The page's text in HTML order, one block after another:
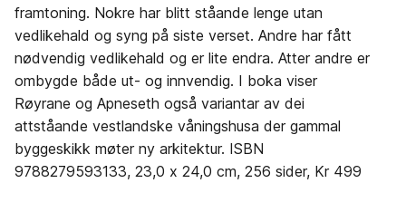
framtoning. Nokre har blitt ståande lenge utan
vedlikehald og syng på siste verset. Andre har fått
nødvendig vedlikehald og er lite endra. Atter andre er
ombygde både ut- og innvendig. I boka viser
Røyrane og Apneseth også variantar av dei
attståande vestlandske våningshusa der gammal
byggeskikk møter ny arkitektur. ISBN
9788279593133, 23,0 x 24,0 cm, 256 sider, Kr 499